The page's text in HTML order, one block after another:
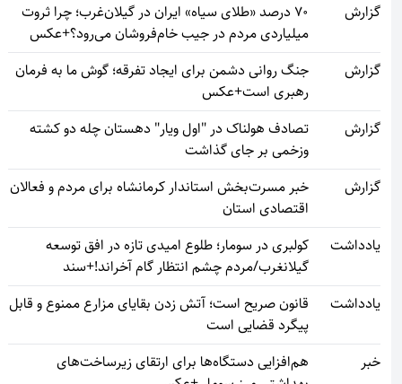
گزارش
۷۰ درصد «طلای سیاه» ایران در گیلان‌غرب؛ چرا ثروت
میلیاردی مردم در جیب خام‌فروشان می‌رود؟+عکس
گزارش
جنگ روانی دشمن برای ایجاد تفرقه؛ گوش ما به فرمان
رهبری است+عکس
گزارش
تصادف هولناک در "اول ویار" دهستان چله دو کشته
وزخمی بر جای گذاشت
گزارش
خبر مسرت‌بخش استاندار کرمانشاه برای مردم و فعالان
اقتصادی استان
یادداشت
کولبری در سومار؛ طلوع امیدی تازه در افق توسعه
گیلانغرب/مردم چشم انتظار گام آخراند!+سند
یادداشت
قانون صریح است؛ آتش زدن بقایای مزارع ممنوع و قابل
پیگرد قضایی است
خبر
هم‌افزایی دستگاه‌ها برای ارتقای زیرساخت‌های